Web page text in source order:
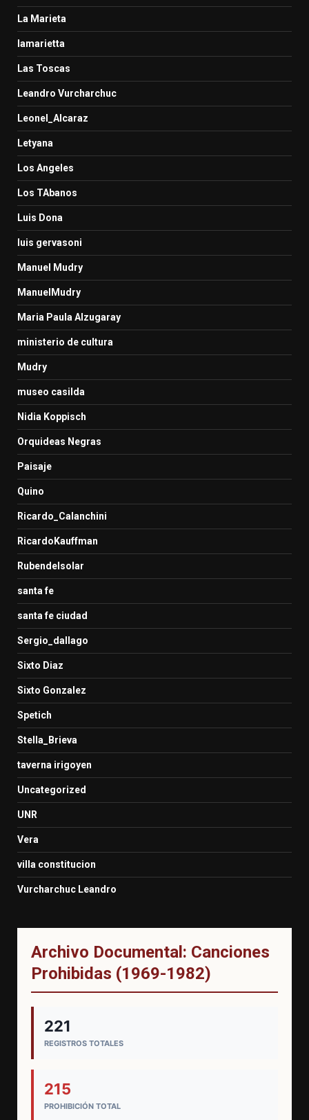
La Marieta
lamarietta
Las Toscas
Leandro Vurcharchuc
Leonel_Alcaraz
Letyana
Los Angeles
Los TAbanos
Luis Dona
luis gervasoni
Manuel Mudry
ManuelMudry
Maria Paula Alzugaray
ministerio de cultura
Mudry
museo casilda
Nidia Koppisch
Orquideas Negras
Paisaje
Quino
Ricardo_Calanchini
RicardoKauffman
Rubendelsolar
santa fe
santa fe ciudad
Sergio_dallago
Sixto Diaz
Sixto Gonzalez
Spetich
Stella_Brieva
taverna irigoyen
Uncategorized
UNR
Vera
villa constitucion
Vurcharchuc Leandro
Archivo Documental: Canciones
Prohibidas (1969-1982)
221
REGISTROS TOTALES
215
PROHIBICIÓN TOTAL